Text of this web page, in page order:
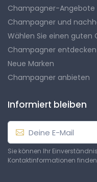
Champagner-Angebote
Champagner und
Wählen Sie einen guten
Champagner entdecken
Neue Marken
Champagner anbieten
Informiert bleiben
Sie können Ihr
Kontaktinformationen